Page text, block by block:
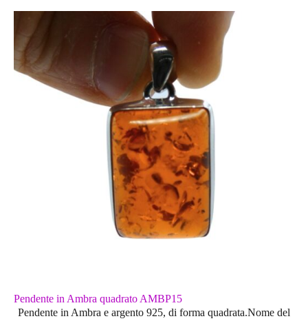
Pendente in Ambra quadrato AMBP15
Pendente in Ambra e argento 925, di forma quadrata.Nome del